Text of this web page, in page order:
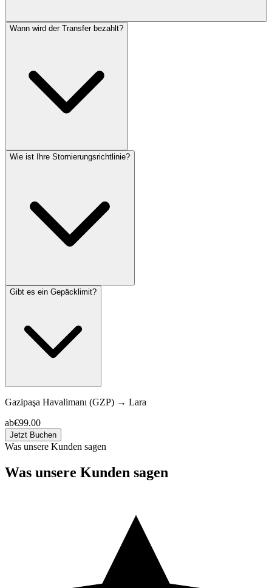
Wann wird der Transfer bezahlt?
Wie ist Ihre Stornierungsrichtlinie?
Gibt es ein Gepäcklimit?
Gazipaşa Havalimanı (GZP) → Lara
ab€99.00
Jetzt Buchen
Was unsere Kunden sagen
Was unsere Kunden sagen